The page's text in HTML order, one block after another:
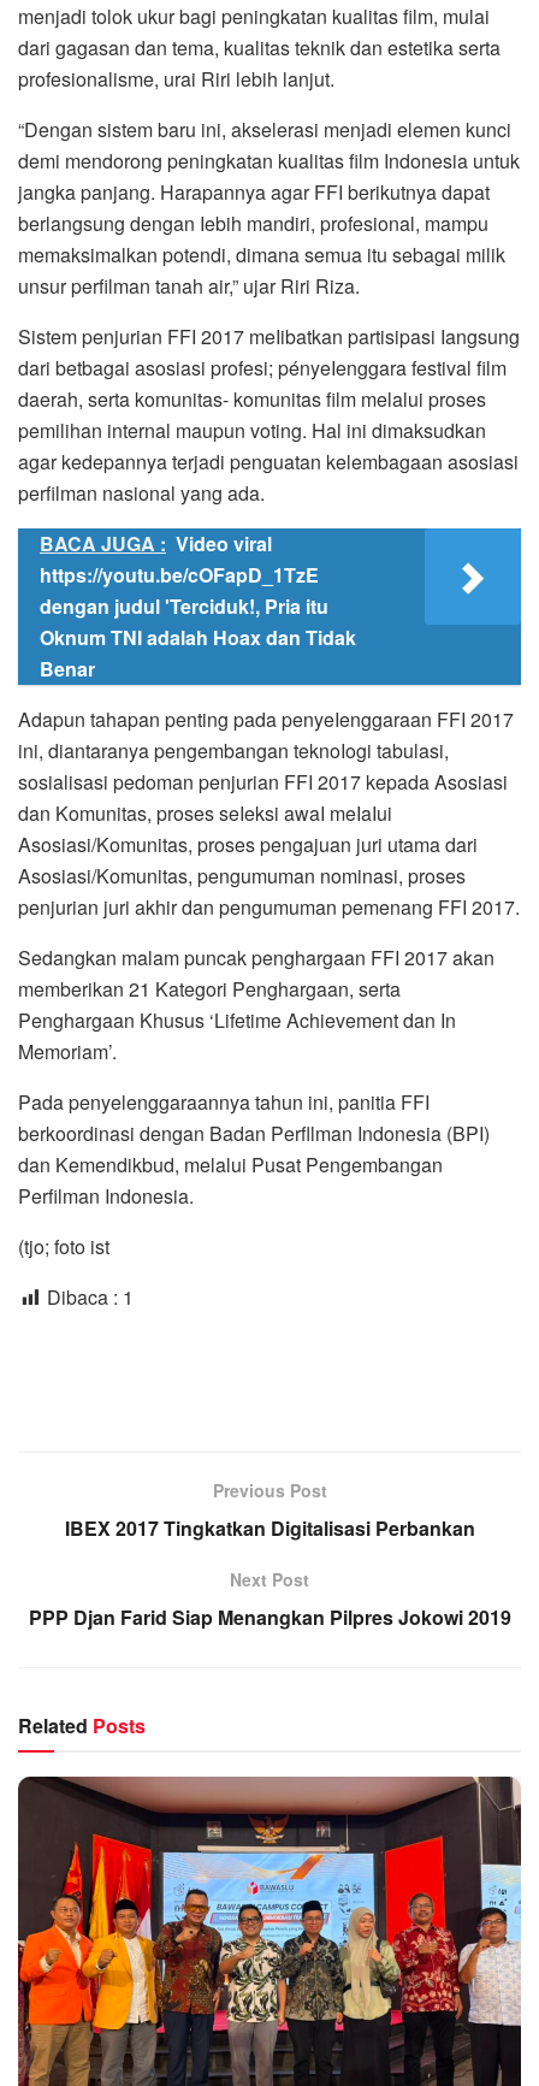
menjadi tolok ukur bagi peningkatan kualitas film, mulai
dari gagasan dan tema, kualitas teknik dan estetika serta
profesionalisme, urai Riri lebih lanjut.
“Dengan sistem baru ini, akselerasi menjadi elemen kunci
demi mendorong peningkatan kualitas film Indonesia untuk
jangka panjang. Harapannya agar FFI berikutnya dapat
berlangsung dengan Iebih mandiri, profesional, mampu
memaksimalkan potendi, dimana semua itu sebagai milik
unsur perfilman tanah air,” ujar Riri Riza.
Sistem penjurian FFI 2017 meIibatkan partisipasi Iangsung
dari betbagai asosiasi profesi; pényeIenggara festival film
daerah, serta komunitas- komunitas film melalui proses
pemilihan internal maupun voting. Hal ini dimaksudkan
agar kedepannya terjadi penguatan kelembagaan asosiasi
perfilman nasional yang ada.
BACA JUGA : Video viral
https://youtu.be/cOFapD_1TzE
dengan judul 'Terciduk!, Pria itu
Oknum TNI adalah Hoax dan Tidak
Benar
Adapun tahapan penting pada penyeIenggaraan FFI 2017
ini, diantaranya pengembangan teknoIogi tabulasi,
sosialisasi pedoman penjurian FFI 2017 kepada Asosiasi
dan Komunitas, proses seIeksi awaI meIaIui
Asosiasi/Komunitas, proses pengajuan juri utama dari
Asosiasi/Komunitas, pengumuman nominasi, proses
penjurian juri akhir dan pengumuman pemenang FFI 2017.
Sedangkan malam puncak penghargaan FFI 2017 akan
memberikan 21 Kategori Penghargaan, serta
Penghargaan Khusus ‘Lifetime Achievement dan In
Memoriam’.
Pada penyelenggaraannya tahun ini, panitia FFI
berkoordinasi dengan Badan Perfllman Indonesia (BPI)
dan Kemendikbud, melalui Pusat Pengembangan
Perfilman Indonesia.
(tjo; foto ist
Dibaca : 1
Previous Post
IBEX 2017 Tingkatkan Digitalisasi Perbankan
Next Post
PPP Djan Farid Siap Menangkan Pilpres Jokowi 2019
Related Posts